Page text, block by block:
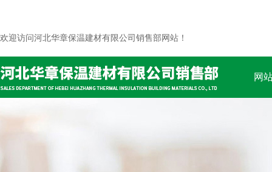
欢迎访问河北华章保温建材有限公司销售部网站！
网